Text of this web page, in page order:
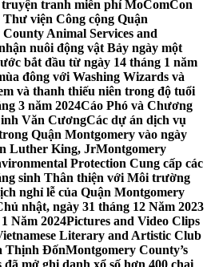
tranh miễn phí MoComCon
viện Công cộng Quận
Animal Services and
nuôi động vật Bảy ngày một
bắt đầu từ ngày 14 tháng 1 năm
đông với Washing Wizards và
và thanh thiếu niên trong độ tuổi
3 năm 2024Cáo Phó và Chương
Văn CươngCác dự án dịch vụ
Quận Montgomery vào ngày
Luther King, JrMontgomery
Protection Cung cấp các
sinh Thân thiện với Môi trường
nghỉ lễ của Quận Montgomery
nhật, ngày 31 tháng 12 Năm 2023
Năm 2024Pictures and Video Clips
Literary and Artistic Club
Thịnh ĐốnMontgomery County’s
đã mở ghi danh xổ số hơn 400 chai